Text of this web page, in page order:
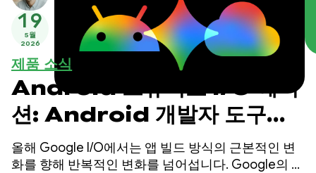
19
5월
2026
제품 소식
Android 스튜디오 I/O 에디
션: Android 개발자 도구의
새로운 기능
올해 Google I/O에서는 앱 빌드 방식의 근본적인 변
화를 향해 반복적인 변화를 넘어섭니다. Google의 최